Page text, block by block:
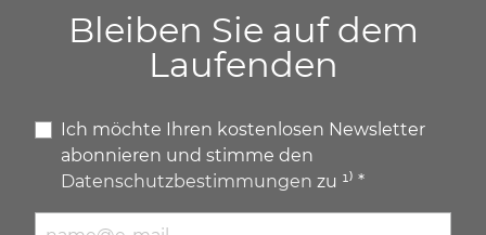
Bleiben Sie auf dem
Laufenden
Ich möchte Ihren kostenlosen Newsletter
abonnieren und stimme den
Datenschutzbestimmungen zu ¹⁾ *
E-Mail Adresse